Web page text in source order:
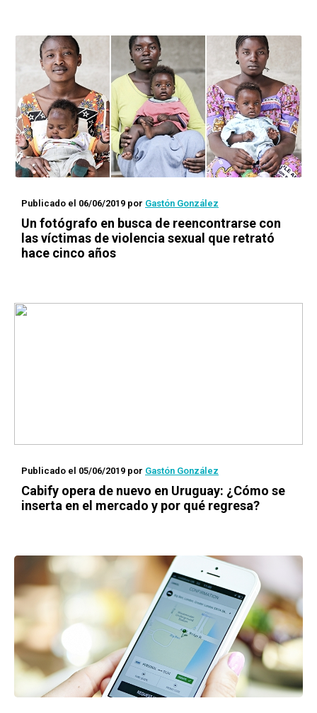
Publicado el 06/06/2019 por Gastón González
Un fotógrafo en busca de reencontrarse con
las víctimas de violencia sexual que retrató
hace cinco años
Publicado el 05/06/2019 por Gastón González
Cabify opera de nuevo en Uruguay: ¿Cómo se
inserta en el mercado y por qué regresa?